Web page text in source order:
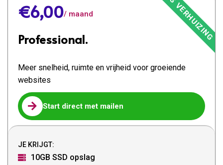
€6,00/ maand
Professional.
Meer snelheid, ruimte en vrijheid voor groeiende
websites
 Start direct met mailen
JE KRIJGT:

10GB SSD opslag